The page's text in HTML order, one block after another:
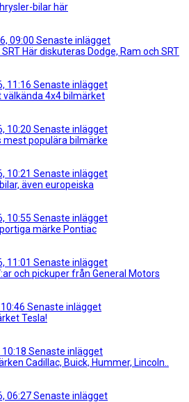
bilar här
09:00 Senaste inlägget
Här diskuteras Dodge, Ram och SRT
11:16 Senaste inlägget
välkända 4x4 bilmärket
10:20 Senaste inlägget
mest populära bilmärke
10:21 Senaste inlägget
även europeiska
10:55 Senaste inlägget
märke Pontiac
11:01 Senaste inlägget
och pickuper från General Motors
Senaste inlägget
Tesla!
Senaste inlägget
Cadillac, Buick, Hummer, Lincoln..
06:27Senaste inlägget